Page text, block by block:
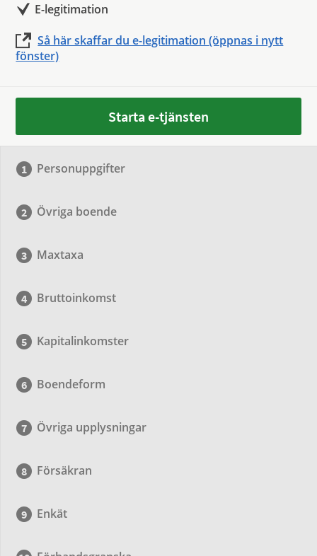
E-legitimation
Så här skaffar du e-legitimation (öppnas i nytt
fönster)
Starta e-tjänsten
Personuppgifter
Övriga boende
Maxtaxa
Bruttoinkomst
Kapitalinkomster
Boendeform
Övriga upplysningar
Försäkran
Enkät